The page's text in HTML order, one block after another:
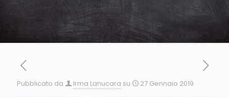
Pubblicato da Irma Lanucara su 27 Gennaio 2019